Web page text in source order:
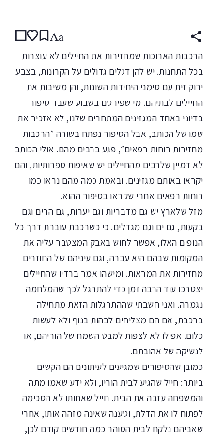
Aa
הרכבות הארוכות שמחזירות את החיילים לא עוצרות
בכל התחנות. יש להן דגלים גדולים על הקרונות, בצבע
ירוק זית עם סימני היחידות השונות, והן משיבות את
החיילים לבתיהם. מי שפירסם בשבוע שעבר סיפור
בדיוני באחד המגזינים המתחרים שלנו, לא אזכיר את
שמו של הכותב, אבל הסיפור נפתח בשורה ״הרכבות
מחזירות רוחות רפאים״, פגע ברבים מהם. אולי הכותב
לא דמיין שלרבים מהחיילים יש שאיפות ספרותיות, והם
יקראו באותם מגזינים. ובאמת כמה מהם נראו כמו
רוחות רפאים אחרי שקראו בסיפור ההוא.
מזל שלארץ יש גם מדבריות וגם יערות, גם הרים וגם
בקעות, גם ים וגם מגדלים. כי כשרכבת עוברת דרך כל
הנופים האלו, אפשר לחוש באבק המצטבר עליה את
המקומות שבהם היא עברה, וגם עיניהם של החוזרים
מחזירות את המראות. ומישהו אמר ברדיו שהחיילים
יצטרכו עוד הרבה זמן כדי להתרגל לכך שהמלחמה
נגמרה. ואני חשבתי שההתרגלות הזאת מתחילה
ברכבת, אם הם מצליחים לבהות בנוף ולא לעשות
כלום. אפילו לא לצפות למבט השמח של הוריהם, או
לנשיקה של אהובתם.
כמובן שהסיפורים שמגיעים לעיתונים הם הקשים
ביותר: חייל שהגיע לבית הוריו, ולא ידע שאמו מתה
והמשפחה עזבה את הבית. חייל שאחותו לא הסכימה
לפתוח לו את הדלת, וטענה שאינה מזהה אותו, אחרי
שאביהם נלקח לבית הסוהר כמה חודשים קודם לכן,